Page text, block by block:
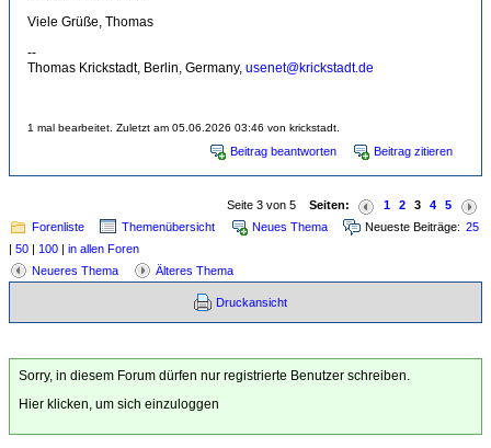
Viele Grüße, Thomas
--
Thomas Krickstadt, Berlin, Germany, usenet@krickstadt.de
1 mal bearbeitet. Zuletzt am 05.06.2026 03:46 von krickstadt.
Beitrag beantworten Beitrag zitieren
Seite 3 von 5 Seiten: 1 2 3 4
5
Forenliste
Themenübersicht Neues Thema Neueste Beiträge: 25
| 50 | 100 | in allen Foren
Neueres Thema
Älteres Thema
Druckansicht
Sorry, in diesem Forum dürfen nur registrierte Benutzer schreiben.
Hier klicken, um sich einzuloggen